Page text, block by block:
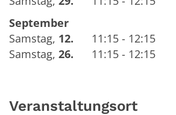
September
Samstag, 12.
11:15 - 12:15
Samstag, 26. 11:15 - 12:15
Veranstaltungsort